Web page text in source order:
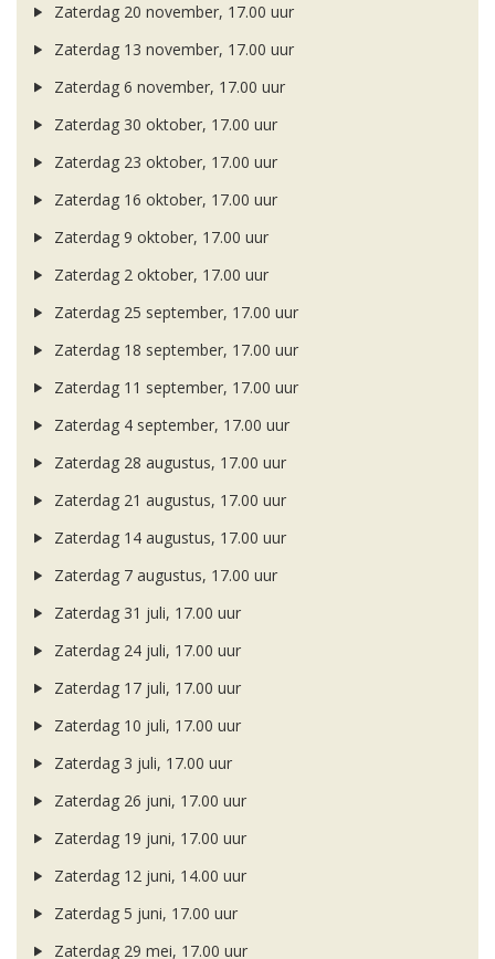
Zaterdag 20 november, 17.00 uur
Zaterdag 13 november, 17.00 uur
Zaterdag 6 november, 17.00 uur
Zaterdag 30 oktober, 17.00 uur
Zaterdag 23 oktober, 17.00 uur
Zaterdag 16 oktober, 17.00 uur
Zaterdag 9 oktober, 17.00 uur
Zaterdag 2 oktober, 17.00 uur
Zaterdag 25 september, 17.00 uur
Zaterdag 18 september, 17.00 uur
Zaterdag 11 september, 17.00 uur
Zaterdag 4 september, 17.00 uur
Zaterdag 28 augustus, 17.00 uur
Zaterdag 21 augustus, 17.00 uur
Zaterdag 14 augustus, 17.00 uur
Zaterdag 7 augustus, 17.00 uur
Zaterdag 31 juli, 17.00 uur
Zaterdag 24 juli, 17.00 uur
Zaterdag 17 juli, 17.00 uur
Zaterdag 10 juli, 17.00 uur
Zaterdag 3 juli, 17.00 uur
Zaterdag 26 juni, 17.00 uur
Zaterdag 19 juni, 17.00 uur
Zaterdag 12 juni, 14.00 uur
Zaterdag 5 juni, 17.00 uur
Zaterdag 29 mei, 17.00 uur